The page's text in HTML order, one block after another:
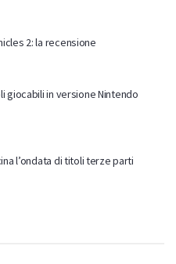
2: la recensione
giocabili in versione Nintendo
l’ondata di titoli terze parti